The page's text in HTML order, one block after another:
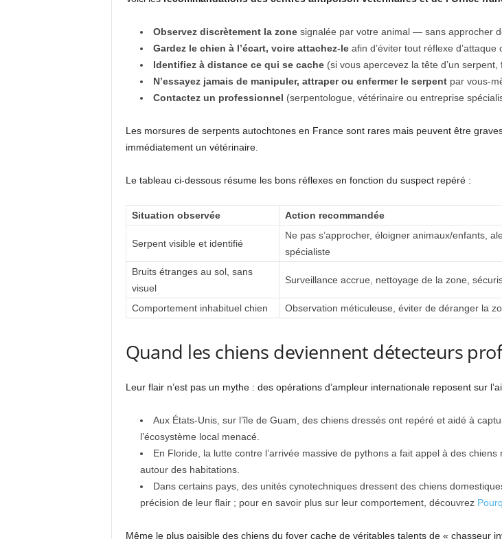
Observez discrètement la zonesignalée par votre animal — sans approcher
Gardez le chien à l’écart, voire attachez-leafin d’éviter tout réflexe d’attaque
Identifiez à distance ce qui se cache(si vous apercevez la tête d’un serpent,
N’essayez jamais de manipuler, attraper ou enfermer le serpentpar vous-
Contactez un professionnel (serpentologue, vétérinaire ou entreprise
Les morsures de serpents autochtones en France sont rares mais peuvent être
immédiatement un vétérinaire.
Le tableau ci-dessous résume les bons réflexes en fonction du suspect repéré :
Situation observée Action recommandée
Serpent visible et identifié
Ne pas s’approcher, éloigner animaux/enfants,
spécialiste
Bruits étranges au sol, sans
visuel
Surveillance accrue, nettoyage de la zone,
Comportement inhabituel chien Observation méticuleuse, éviter de déranger la
Quand les chiens deviennent détecteurs
Leur flair n’est pas un mythe : des opérations d’ampleur internationale reposent sur
Aux États-Unis, sur l’île de Guam, des chiens dressés ont repéré et aidé à
l’écosystème local menacé.
En Floride, la lutte contre l’arrivée massive de pythons a fait appel à des
autour des habitations.
Dans certains pays, des unités cynotechniques dressent des chiens
précision de leur flair ; pour en savoir plus sur leur comportement, découvrez
Même le plus paisible des chiens du foyer cache de véritables talents de « chasseur